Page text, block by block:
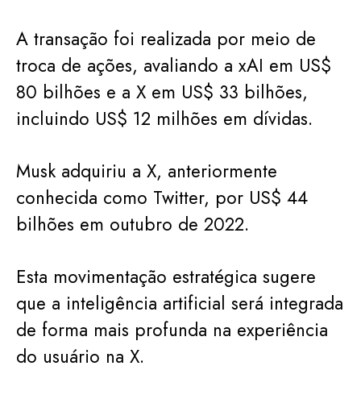
A transação foi realizada por meio de
troca de ações, avaliando a xAI em US$
80 bilhões e a X em US$ 33 bilhões,
incluindo US$ 12 milhões em dívidas.
Musk adquiriu a X, anteriormente
conhecida como Twitter, por US$ 44
bilhões em outubro de 2022.
Esta movimentação estratégica sugere
que a inteligência artificial será integrada
de forma mais profunda na experiência
do usuário na X.